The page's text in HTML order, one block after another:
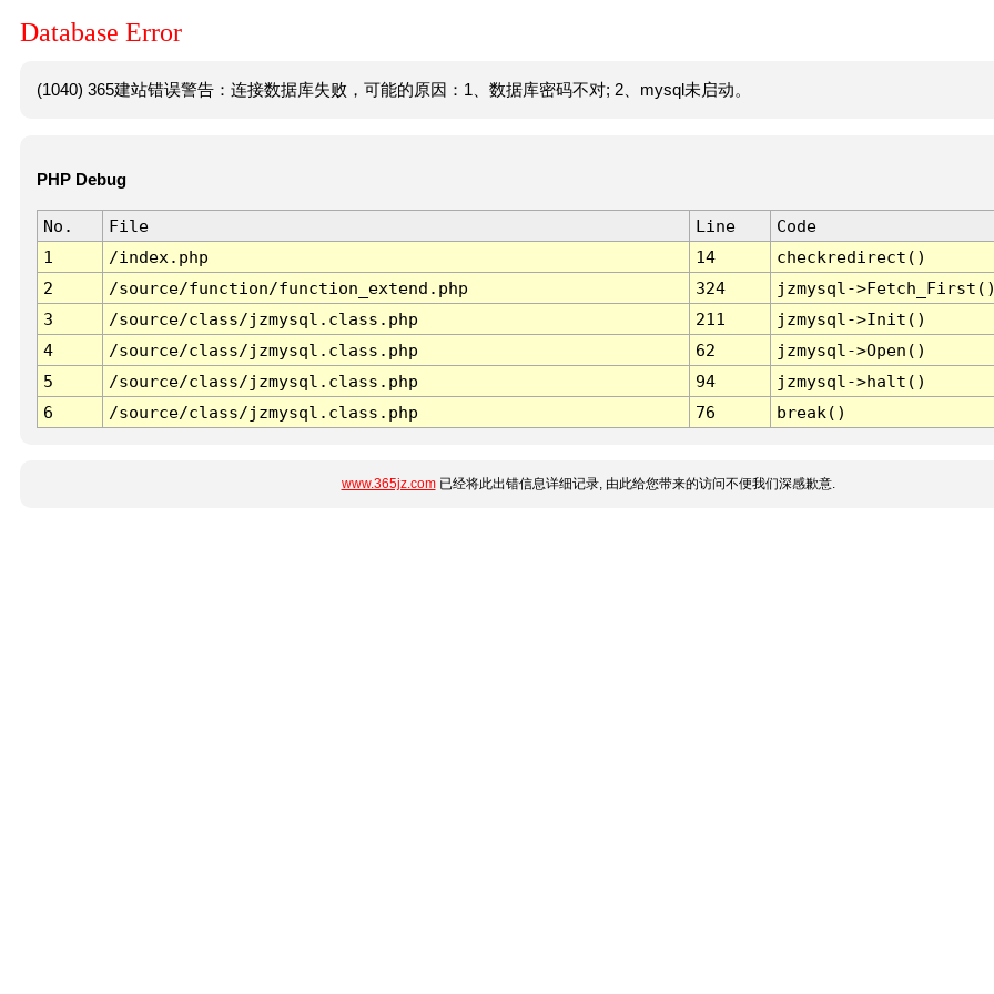
Database Error
(1040) 365建站错误警告：连接数据库失败，可能的原因：1、数据库密码不对; 2、mysql未启动。
PHP Debug
No. File Line
Code
1
/index.php 14
checkredirect()
2
/source/function/function_extend.php 324
jzmysql-
3
/source/class/jzmysql.class.php 211
jzmysql->Init()
4
/source/class/jzmysql.class.php 62
jzmysql->Open()
5
/source/class/jzmysql.class.php 94
jzmysql->halt()
6
/source/class/jzmysql.class.php 76 break()
www.365jz.com已经将此出错信息详细记录, 由此给您带来的访问不便我们深感歉意.